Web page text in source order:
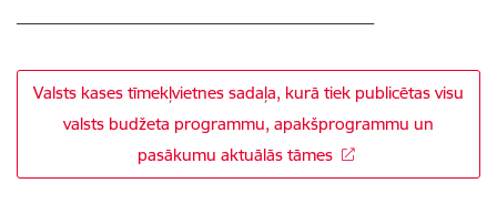
Valsts kases tīmekļvietnes sadaļa, kurā tiek publicētas visu
valsts budžeta programmu, apakšprogrammu un
pasākumu aktuālās tāmes